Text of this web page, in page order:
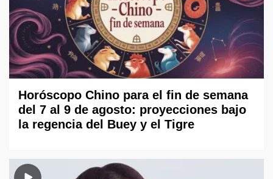
Horóscopo Chino para el fin de semana
del 7 al 9 de agosto: proyecciones bajo
la regencia del Buey y el Tigre